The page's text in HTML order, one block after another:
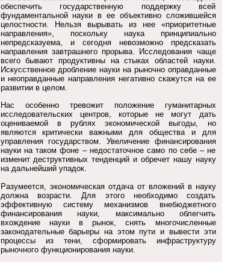
обеспечить государственную поддержку всей
фундаментальной науки в ее объективно сложившейся
целостности. Нельзя вырывать из нее «приоритетные
направления», поскольку наука принципиально
непредсказуема, и сегодня невозможно предсказать
направления завтрашнего прорыва. Исследования чаще
всего бывают продуктивны на стыках областей науки.
Искусственное дробление науки на рыночно оправданные
и неоправданные направления негативно скажутся на ее
развитии в целом.
Нас особенно тревожит положение гуманитарных
исследовательских центров, которые не могут дать
оцениваемой в рублях экономической выгоды, но
являются критически важными для общества и для
управления государством. Увеличение финансирования
науки на таком фоне – недостаточное само по себе – не
изменит деструктивных тенденций и обречет нашу науку
на дальнейший упадок.
Разумеется, экономическая отдача от вложений в науку
должна возрасти. Для этого необходимо создать
эффективную систему механизмов внебюджетного
финансирования науки, максимально облегчить
вхождение науки в рынок, снять многочисленные
законодательные барьеры на этом пути и вывести эти
процессы из тени, сформировать инфраструктуру
рыночного функционирования науки.